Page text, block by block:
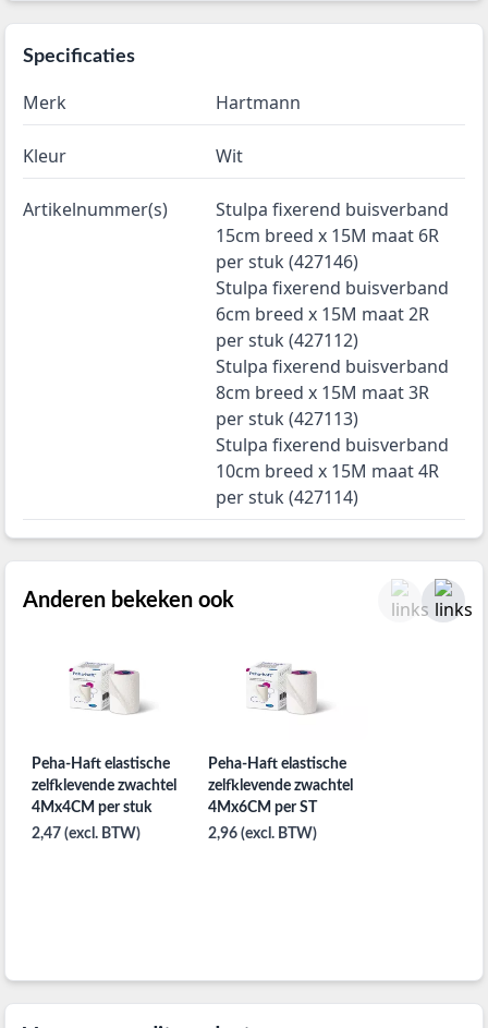
Specificaties
Merk Hartmann
Kleur Wit
Artikelnummer(s)
Stulpa fixerend buisverband
15cm breed x 15M maat 6R
per stuk (427146)
Stulpa fixerend buisverband
6cm breed x 15M maat 2R
per stuk (427112)
Stulpa fixerend buisverband
8cm breed x 15M maat 3R
per stuk (427113)
Stulpa fixerend buisverband
10cm breed x 15M maat 4R
per stuk (427114)
Anderen bekeken ook
Peha-Haft elastische
zelfklevende zwachtel
4Mx4CM per stuk
2,47 (excl. BTW)
Peha-Haft elastische
zelfklevende zwachtel
4Mx6CM per ST
2,96 (excl. BTW)